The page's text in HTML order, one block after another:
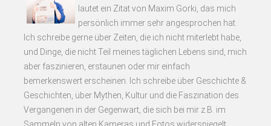
lautet ein Zitat von Maxim Gorki, das mich
persönlich immer sehr angesprochen hat.
Ich schreibe gerne über Zeiten, die ich nicht miterlebt habe,
und Dinge, die nicht Teil meines täglichen Lebens sind, mich
aber faszinieren, erstaunen oder mir einfach
bemerkenswert erscheinen. Ich schreibe über Geschichte &
Geschichten, über Mythen, Kultur und die Faszination des
Vergangenen in der Gegenwart, die sich bei mir z.B. im